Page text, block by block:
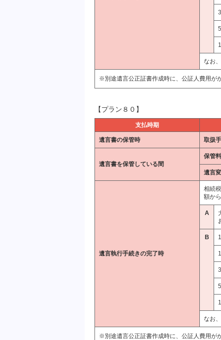
なお
※別途遺言公正証書作成時に、公証人費用が
【プラン８０】
支払時期
遺言書の保管時 取扱
遺言書を保管している間
保管料
遺言
遺言執行手続きの完了時
相続
額か
A
B
なお
※別途遺言公正証書作成時に、公証人費用が